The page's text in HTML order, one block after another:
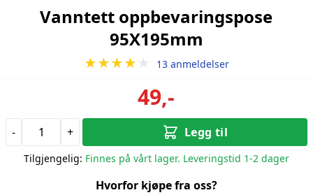
Vanntett oppbevaringspose
95X195mm
★★★★ ★ 13 anmeldelser
49,-
- + Legg til
Tilgjengelig: Finnes på vårt lager. Leveringstid 1-2 dager
Hvorfor kjøpe fra oss?